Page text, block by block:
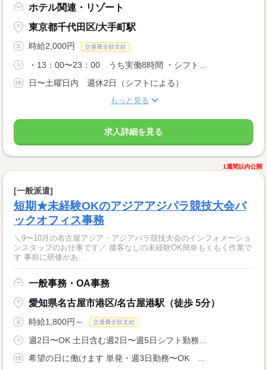
ホテル関連・リゾート
東京都千代田区/大手町駅
時給2,000円 交通費全額支給
・13：00〜23：00 うち実働8時間 ・シフト...
日〜土曜日内 週休2日（シフトによる）
もっと見る
求人詳細を見る
1週間以内公開
[一般派遣]
短期★未経験OKのアジアアジパラ競技大会バ
ックオフィス事務
＼9〜10月の名古屋アジア・アジアパラ競技大会のインフォメーショ
ンスタッフのお仕事です／ 接客なしの未経験OK簡単もくもく作業で
す 事前に研修があ...
一般事務・OA事務
愛知県名古屋市港区/名古屋港駅（徒歩 5分）
時給1,800円～ 交通費全額支給
週2日〜OK 土日含む週2日〜週5日シフト勤務...
希望の日に働けます 単発・週3日勤務〜OK ...